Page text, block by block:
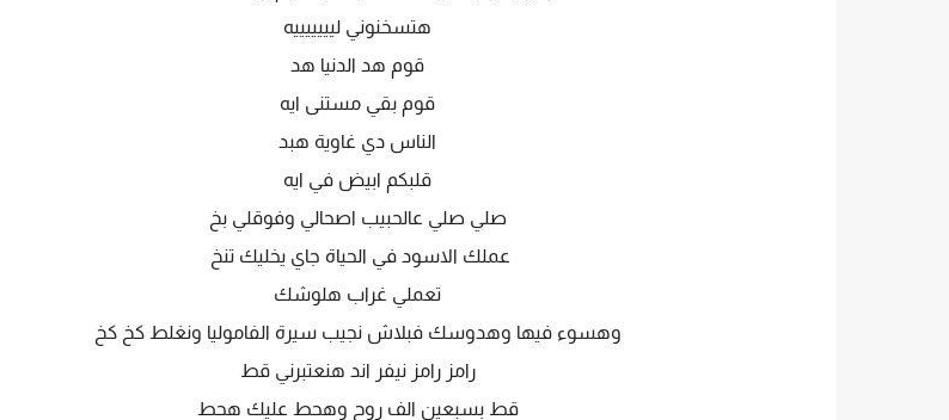
هتسخنوني ليييييييه
قوم هد الدنيا هد
قوم بقي مستنى ايه
الناس دي غاوية هبد
قلبكم ابيض في ايه
صلي صلي عالحبيب اصحالي وفوقلي بخ
عملك الاسود في الحياة جاي يخليك تنخ
تعملي غراب هلوشك
وهسوء فيها وهدوسك فبلاش نجيب سيرة الفاموليا ونغلط كخ كخ
رامز رامز نيفر اند هنعتبرني قط
قط بسبعين الف روح وهحط عليك هحط